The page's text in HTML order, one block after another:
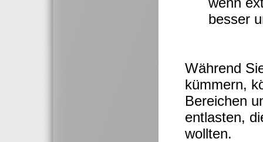
besser
Während
kümmern,
Bereichen
entlasten,
wollten.